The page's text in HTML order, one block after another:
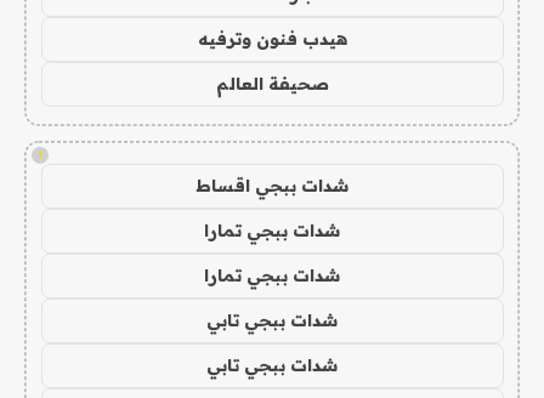
هيدب فنون وترفيه
صحيفة العالم
!
شدات ببجي اقساط
شدات ببجي تمارا
شدات ببجي تمارا
شدات ببجي تابي
شدات ببجي تابي